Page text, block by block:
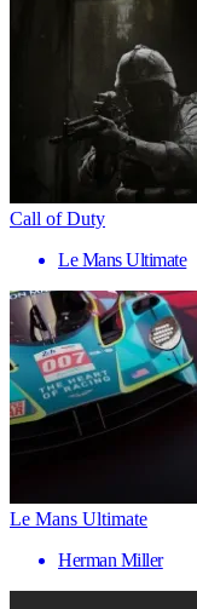
Call of Duty
Le Mans Ultimate
Le Mans Ultimate
Herman Miller